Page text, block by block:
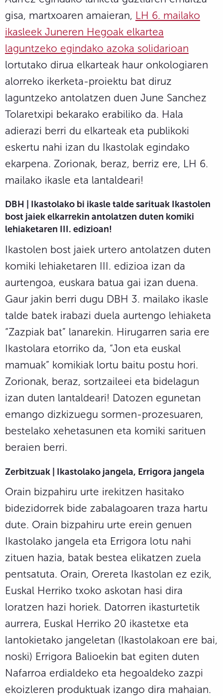
gisa, martxoaren amaieran, LH 6. mailako
ikasleek Juneren Hegoak elkartea
laguntzeko egindako azoka solidarioan
lortutako dirua elkarteak haur onkologiaren
alorreko ikerketa-proiektu bat diruz
laguntzeko antolatzen duen June Sanchez
Tolaretxipi bekarako erabiliko da. Hala
adierazi berri du elkarteak eta publikoki
eskertu nahi izan du Ikastolak egindako
ekarpena. Zorionak, beraz, berriz ere, LH 6.
mailako ikasle eta lantaldeari!
DBH | Ikastolako bi ikasle talde sarituak Ikastolen
bost jaiek elkarrekin antolatzen duten komiki
lehiaketaren III. edizioan!
Ikastolen bost jaiek urtero antolatzen duten
komiki lehiaketaren III. edizioa izan da
aurtengoa, euskara batua gai izan duena.
Gaur jakin berri dugu DBH 3. mailako ikasle
talde batek irabazi duela aurtengo lehiaketa
“Zazpiak bat” lanarekin. Hirugarren saria ere
Ikastolara etorriko da, “Jon eta euskal
mamuak” komikiak lortu baitu postu hori.
Zorionak, beraz, sortzaileei eta bidelagun
izan duten lantaldeari! Datozen egunetan
emango dizkizuegu sormen-prozesuaren,
bestelako xehetasunen eta komiki sarituen
beraien berri.
Zerbitzuak | Ikastolako jangela, Errigora jangela
Orain bizpahiru urte irekitzen hasitako
bidezidorrek bide zabalagoaren traza hartu
dute. Orain bizpahiru urte erein genuen
Ikastolako jangela eta Errigora lotu nahi
zituen hazia, batak bestea elikatzen zuela
pentsatuta. Orain, Orereta Ikastolan ez ezik,
Euskal Herriko txoko askotan hasi dira
loratzen hazi horiek. Datorren ikasturtetik
aurrera, Euskal Herriko 20 ikastetxe eta
lantokietako jangeletan (Ikastolakoan ere bai,
noski) Errigora Balioekin bat egiten duten
Nafarroa erdialdeko eta hegoaldeko zazpi
ekoizleren produktuak izango dira mahaian.